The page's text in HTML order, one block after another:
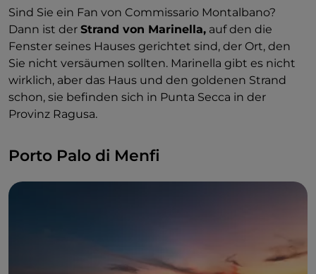
Sind Sie ein Fan von Commissario Montalbano?
Dann ist der Strand von Marinella, auf den die
Fenster seines Hauses gerichtet sind, der Ort, den
Sie nicht versäumen sollten. Marinella gibt es nicht
wirklich, aber das Haus und den goldenen Strand
schon, sie befinden sich in Punta Secca in der
Provinz Ragusa.
Porto Palo di Menfi